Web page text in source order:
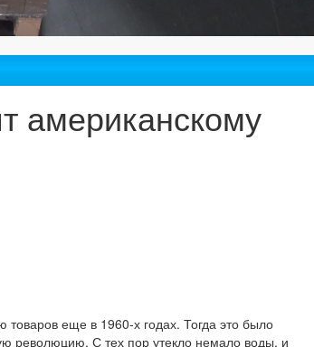
американскому
товаров еще в 1960-х годах. Тогда это было
революцию. С тех пор утекло немало воды, и